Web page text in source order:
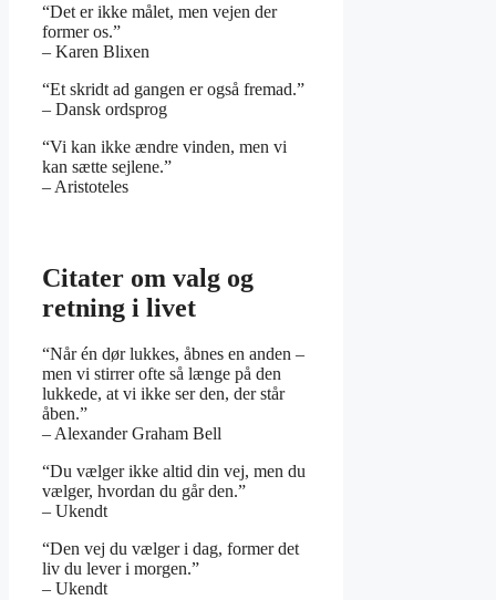
“Det er ikke målet, men vejen der
former os.”
– Karen Blixen
“Et skridt ad gangen er også fremad.”
– Dansk ordsprog
“Vi kan ikke ændre vinden, men vi
kan sætte sejlene.”
– Aristoteles
Citater om valg og
retning i livet
“Når én dør lukkes, åbnes en anden –
men vi stirrer ofte så længe på den
lukkede, at vi ikke ser den, der står
åben.”
– Alexander Graham Bell
“Du vælger ikke altid din vej, men du
vælger, hvordan du går den.”
– Ukendt
“Den vej du vælger i dag, former det
liv du lever i morgen.”
– Ukendt